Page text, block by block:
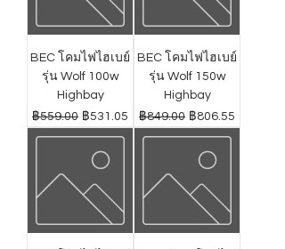
BEC โคมไฟไฮเบย์
รุ่น Wolf 100w
Highbay
ราคาปกติ
฿559.00 ราคาขายลด
฿531.05
BEC โคมไฟไฮเบย์
รุ่น Wolf 150w
Highbay
ราคาปกติ
฿849.00 ราคาขายลด
฿806.55